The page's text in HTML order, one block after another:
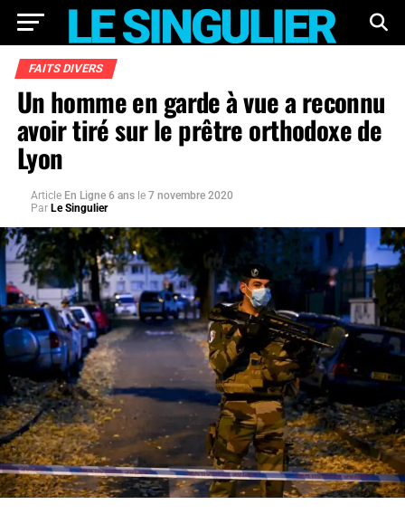
FAITS DIVERS
Un homme en garde à vue a reconnu
avoir tiré sur le prêtre orthodoxe de
Lyon
Article En Ligne 6 ans le 7 novembre 2020
Par Le Singulier